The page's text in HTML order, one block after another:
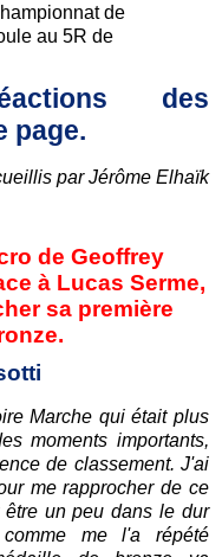
de
au 5R de
des
page.
par Jérôme Elhaïk
de Geoffrey
à Lucas Serme,
sa première
Marche qui était plus
moments importants,
de classement. J'ai
me rapprocher de ce
un peu dans le dur
me l'a répété